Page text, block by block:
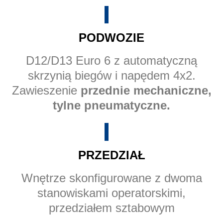
PODWOZIE
D12/D13 Euro 6 z automatyczną
skrzynią biegów i napędem 4x2.
Zawieszenie przednie mechaniczne,
tylne pneumatyczne.
PRZEDZIAŁ
Wnętrze skonfigurowane z dwoma
stanowiskami operatorskimi,
przedziałem sztabowym